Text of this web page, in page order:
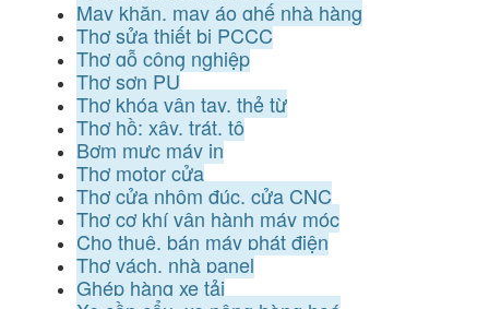
May khăn, may áo ghế nhà hàng
Thợ sửa thiết bị PCCC
Thợ gỗ công nghiệp
Thợ sơn PU
Thợ khóa vân tay, thẻ từ
Thợ hồ: xây, trát, tô
Bơm mực máy in
Thợ motor cửa
Thợ cửa nhôm đúc, cửa CNC
Thợ cơ khí vận hành máy móc
Cho thuê, bán máy phát điện
Thợ vách, nhà panel
Ghép hàng xe tải